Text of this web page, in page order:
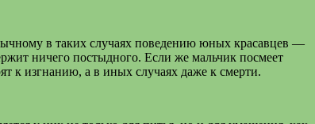
в таких случаях поведению юных красавцев —
ничего постыдного. Если же мальчик посмеет
к изгнанию, а в иных случаях даже к смерти.